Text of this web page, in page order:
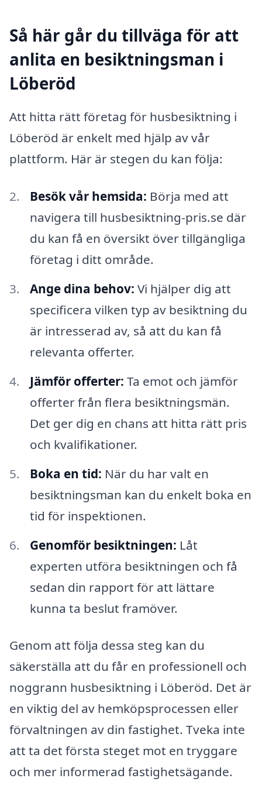
Så här går du tillväga för att
anlita en besiktningsman i
Löberöd
Att hitta rätt företag för husbesiktning i
Löberöd är enkelt med hjälp av vår
plattform. Här är stegen du kan följa:
Besök vår hemsida: Börja med att
navigera till husbesiktning-pris.se där
du kan få en översikt över tillgängliga
företag i ditt område.
Ange dina behov: Vi hjälper dig att
specificera vilken typ av besiktning du
är intresserad av, så att du kan få
relevanta offerter.
Jämför offerter: Ta emot och jämför
offerter från flera besiktningsmän.
Det ger dig en chans att hitta rätt pris
och kvalifikationer.
Boka en tid: När du har valt en
besiktningsman kan du enkelt boka en
tid för inspektionen.
Genomför besiktningen: Låt
experten utföra besiktningen och få
sedan din rapport för att lättare
kunna ta beslut framöver.
Genom att följa dessa steg kan du
säkerställa att du får en professionell och
noggrann husbesiktning i Löberöd. Det är
en viktig del av hemköpsprocessen eller
förvaltningen av din fastighet. Tveka inte
att ta det första steget mot en tryggare
och mer informerad fastighetsägande.